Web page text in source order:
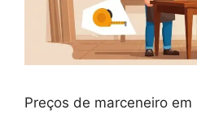
Preços de marceneiro